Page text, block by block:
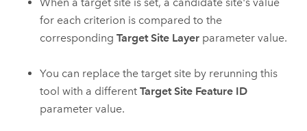
for each criterion is compared to the
correspondingTarget Site Layer parameter value.
You can replace the target site by rerunning this
tool with a differentTarget Site Feature ID
parameter value.